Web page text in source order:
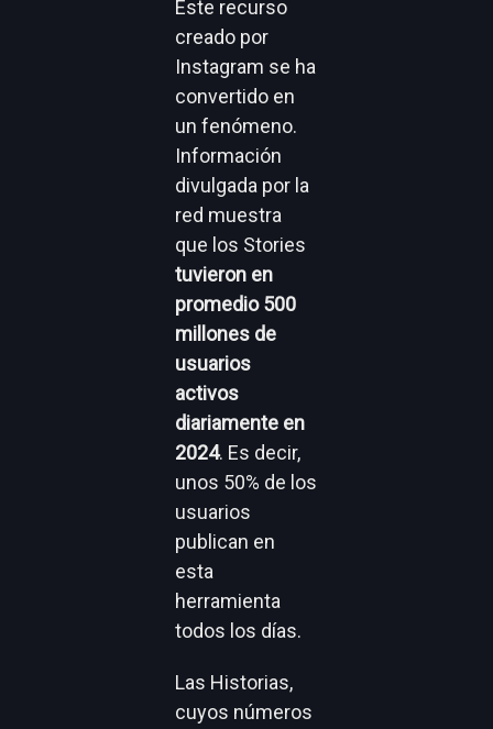
Este recurso
creado por
Instagram se ha
convertido en
un fenómeno.
Información
divulgada por la
red muestra
que los Stories
tuvieron en
promedio 500
millones de
usuarios
activos
diariamente en
2024. Es decir,
unos 50% de los
usuarios
publican en
esta
herramienta
todos los días.
Las Historias,
cuyos números